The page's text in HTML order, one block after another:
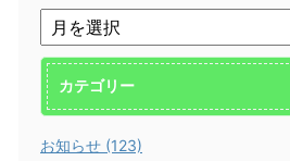
しょうか？ 答えは簡単で、助
け合うためです。 これはキ
レイ事ではなく、むしろ社会の
本質です。人が一人で生き抜い
ていくのは、至難 ...
鹿力で
用され
http://
♦更新
けしま
カテゴリー
お知らせ (123)